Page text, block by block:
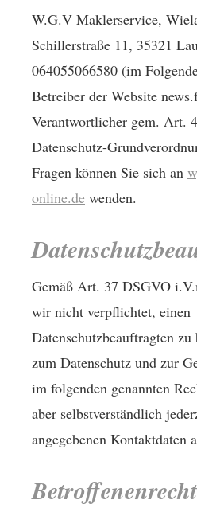
W.G.V Maklerservice,
Schillerstraße 11, 35321
064055066580 (im
Betreiber der Website
Verantwortlicher gem. Art.
Datenschutz-
Fragen können Sie sich an
online.de wenden.
Gemäß Art. 37 DSGVO
wir nicht verpflichtet, einen
Datenschutzbeauftragten
zum Datenschutz und zur
im folgenden genannten
aber selbstverständlich
angegebenen Kontaktdaten